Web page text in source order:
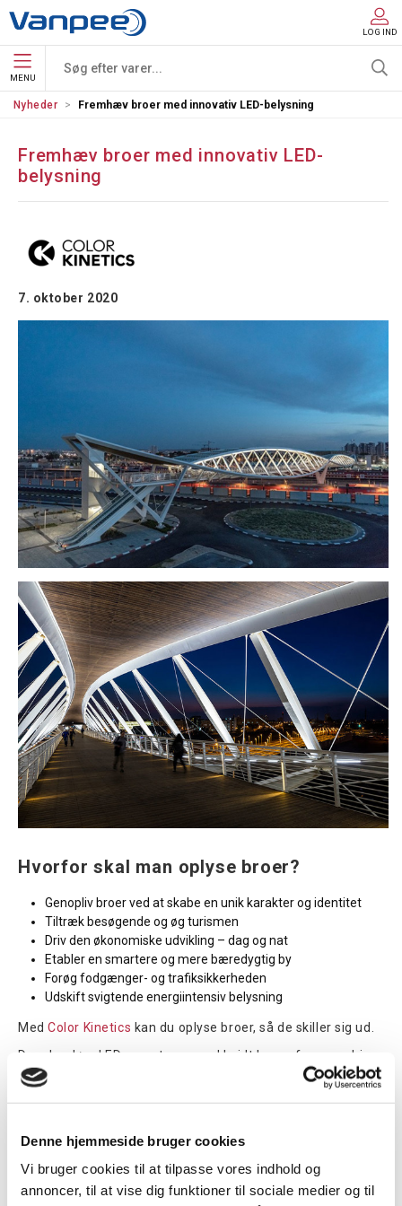
Denne hjemmeside bruger cookies
Vi bruger cookies til at tilpasse vores indhold og
annoncer, til at vise dig funktioner til sociale medier og til
LOG IND
MENU
Nyheder Fremhæv broer med innovativ LED-belysning
Fremhæv broer med innovativ LED-
belysning
7. oktober 2020
Hvorfor skal man oplyse broer?
Genopliv broer ved at skabe en unik karakter og identitet
Tiltræk besøgende og øg turismen
Driv den økonomiske udvikling – dag og nat
Etabler en smartere og mere bæredygtig by
Forøg fodgænger- og trafiksikkerheden
Udskift svigtende energiintensiv belysning
MedColor Kinetics kan du oplyse broer, så de skiller sig ud.
De udendørs LED-armaturer med hvidt lys og farveændring
fås i en bred vifte af formfaktorer, outputniveauer og
lysfordeling. Armaturerne er robuste og kan modstå selv de
Den 210 meter lange Be’er Sheva bro i Israel krydser en
række jernbanespor mellem stationen og teknologiparken i